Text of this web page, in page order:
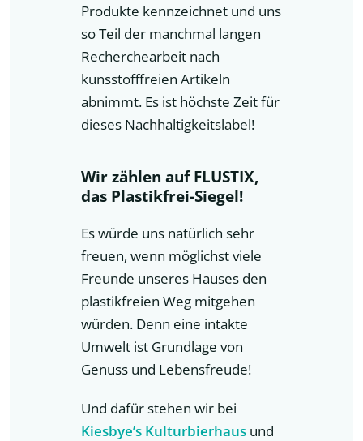
Produkte kennzeichnet und uns
so Teil der manchmal langen
Recherchearbeit nach
kunsstofffreien Artikeln
abnimmt. Es ist höchste Zeit für
dieses Nachhaltigkeitslabel!
Wir zählen auf FLUSTIX,
das Plastikfrei-Siegel!
Es würde uns natürlich sehr
freuen, wenn möglichst viele
Freunde unseres Hauses den
plastikfreien Weg mitgehen
würden. Denn eine intakte
Umwelt ist Grundlage von
Genuss und Lebensfreude!
Und dafür stehen wir bei
Kiesbye’s Kulturbierhausund